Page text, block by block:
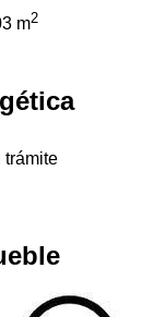
m2
trámite